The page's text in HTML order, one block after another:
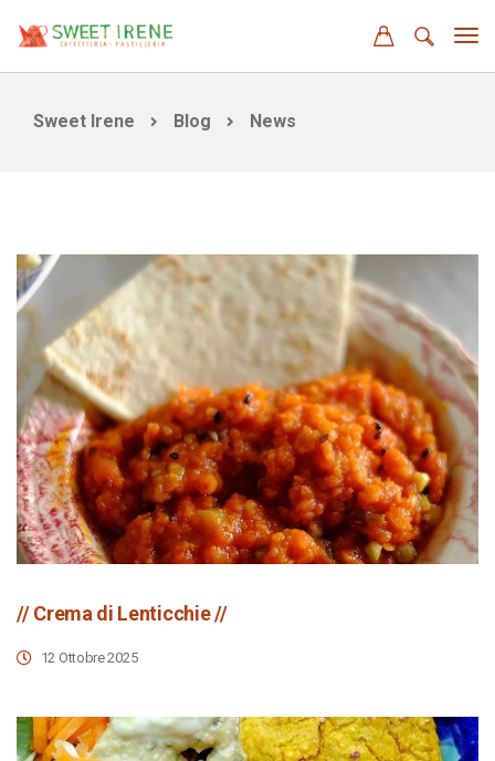
Sweet Irene Blog News
// Crema di Lenticchie //
12 Ottobre 2025